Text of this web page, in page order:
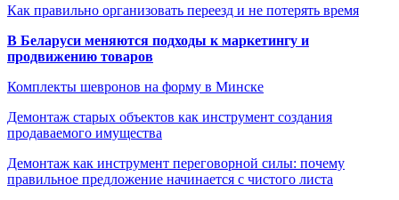
Как правильно организовать переезд и не потерять время
В Беларуси меняются подходы к маркетингу и
продвижению товаров
Комплекты шевронов на форму в Минске
Демонтаж старых объектов как инструмент создания
продаваемого имущества
Демонтаж как инструмент переговорной силы: почему
правильное предложение начинается с чистого листа